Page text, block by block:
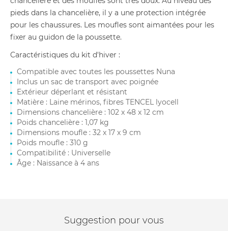
pieds dans la chancelière, il y a une protection intégrée
pour les chaussures. Les moufles sont aimantées pour les
fixer au guidon de la poussette.
Caractéristiques du kit d'hiver :
Compatible avec toutes les poussettes Nuna
Inclus un sac de transport avec poignée
Extérieur déperlant et résistant
Matière : Laine mérinos, fibres TENCEL lyocell
Dimensions chancelière : 102 x 48 x 12 cm
Poids chancelière : 1,07 kg
Dimensions moufle : 32 x 17 x 9 cm
Poids moufle : 310 g
Compatibilité : Universelle
Âge : Naissance à 4 ans
Suggestion pour vous